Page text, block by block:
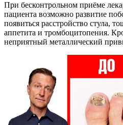
При бесконтрольном приёме
пациента возможно развитие
появиться расстройство стула,
аппетита и тромбоцитопения.
неприятный металлический